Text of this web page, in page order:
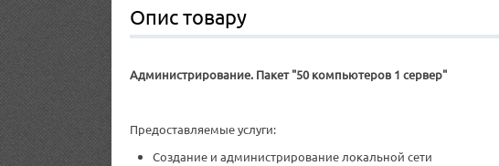
Опис товару
Администрирование. Пакет "50 компьютеров 1 сервер"
Предоставляемые услуги:
Создание и администрирование локальной сети